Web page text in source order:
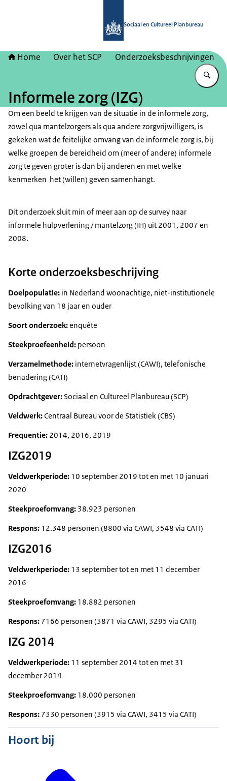
Sociaal en Cultureel Planbureau
Home Over het SCP Onderzoeksbeschrijvingen
Informele zorg (IZG)
Om een beeld te krijgen van de situatie in de informele zorg,
zowel qua mantelzorgers als qua andere zorgvrijwilligers, is
gekeken wat de feitelijke omvang van de informele zorg is, bij
welke groepen de bereidheid om (meer of andere) informele
zorg te geven groter is dan bij anderen en met welke
kenmerken het (willen) geven samenhangt.
Dit onderzoek sluit min of meer aan op de survey naar
informele hulpverlening / mantelzorg (IH) uit 2001, 2007 en
2008.
Korte onderzoeksbeschrijving
Doelpopulatie: in Nederland woonachtige, niet-institutionele
bevolking van 18 jaar en ouder
Soort onderzoek:enquête
Steekproefeenheid: persoon
Verzamelmethode: internetvragenlijst (CAWI), telefonische
benadering (CATI)
Opdrachtgever:Sociaal en Cultureel Planbureau (SCP)
Veldwerk:Centraal Bureau voor de Statistiek (CBS)
Frequentie: 2014, 2016, 2019
IZG2019
Veldwerkperiode: 10 september 2019 tot en met 10 januari
2020
Steekproefomvang: 38.923 personen
Respons: 12.348 personen (8800 via CAWI, 3548 via CATI)
IZG2016
Veldwerkperiode: 13 september tot en met 11 december
2016
Steekproefomvang: 18.882 personen
Respons: 7166 personen (3871 via CAWI, 3295 via CATI)
IZG 2014
Veldwerkperiode: 11 september 2014 tot en met 31
december 2014
Steekproefomvang: 18.000 personen
Respons: 7330 personen (3915 via CAWI, 3415 via CATI)
Hoort bij